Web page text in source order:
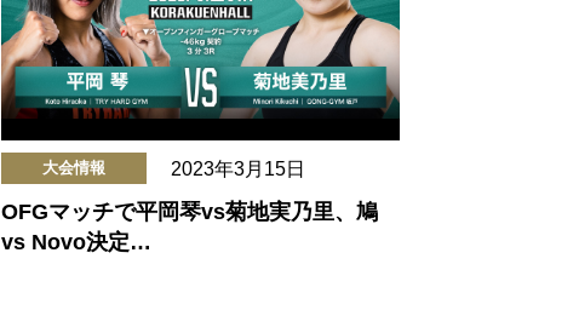
大会情報 2023年3月15日
OFGマッチで平岡琴vs菊地実乃里、鳩
vs Novo決定…